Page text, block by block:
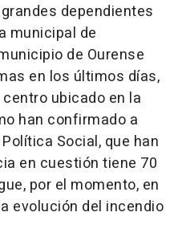
dependientes
municipal de
de Ourense
en los últimos días,
ubicado en la
han confirmado a
Social, que han
en cuestión tiene 70
por el momento, en
evolución del incendio